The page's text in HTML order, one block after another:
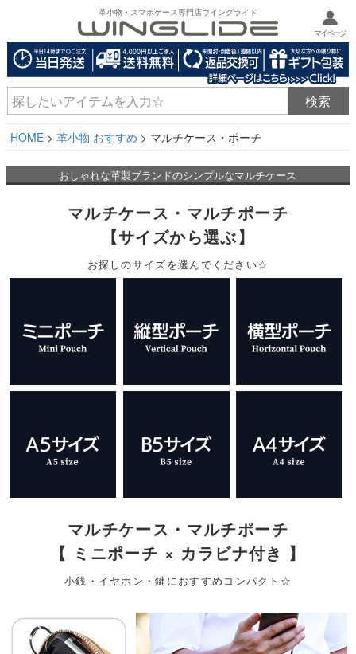
革小物・スマホケース専門店ウイングライド
マイページ
HOME 革小物 おすすめ マルチケース・ポーチ
おしゃれな革製ブランドのシンプルなマルチケース
マルチケース・マルチポーチ
【サイズから選ぶ】
お探しのサイズを選んでください☆
マルチケース・マルチポーチ
【 ミニポーチ × カラビナ付き 】
小銭・イヤホン・鍵におすすめコンパクト☆